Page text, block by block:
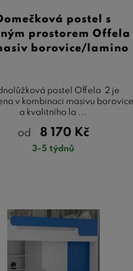
postel s
prostorem Offela
borovice/lamino
postel Offela 2 je
v kombinaci masivu borovice
a kvalitního la ...
od 8 170 Kč
3-5 týdnů